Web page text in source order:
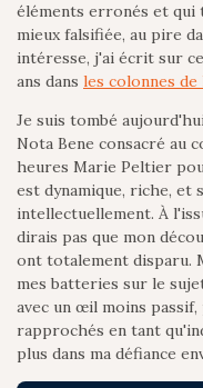
éléments erronés et qui
mieux falsifiée, au pire
intéresse, j'ai écrit sur
ans dans les colonnes de
Je suis tombé
Nota Bene consacré au
heures Marie Peltier
est dynamique, riche,
intellectuellement. À
dirais pas que mon
ont totalement disparu.
mes batteries sur le
avec un œil moins passif,
rapprochés en tant
plus dans ma défiance